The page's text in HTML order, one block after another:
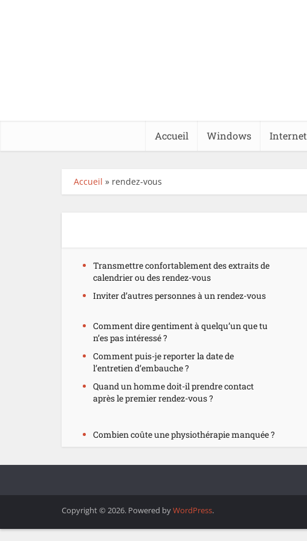
Accueil Windows Internet
Accueil » rendez-vous
Transmettre confortablement des extraits de
calendrier ou des rendez-vous
Inviter d’autres personnes à un rendez-vous
Comment dire gentiment à quelqu’un que tu
n’es pas intéressé ?
Comment puis-je reporter la date de
l’entretien d’embauche ?
Quand un homme doit-il prendre contact
après le premier rendez-vous ?
Combien coûte une physiothérapie manquée ?
Copyright © 2026. Powered byWordPress.